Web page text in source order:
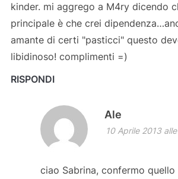
kinder. mi aggrego a M4ry dicendo
principale è che crei
amante di certi "pasticci" questo
libidinoso! complimenti =)
RISPONDI
Ale
10 Aprile 2013
ciao Sabrina, confermo